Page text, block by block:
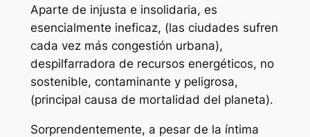
Aparte de injusta e insolidaria, es
esencialmente ineficaz, (las ciudades sufren
cada vez más congestión urbana),
despilfarradora de recursos energéticos, no
sostenible, contaminante y peligrosa,
(principal causa de mortalidad del planeta).
Sorprendentemente, a pesar de la íntima